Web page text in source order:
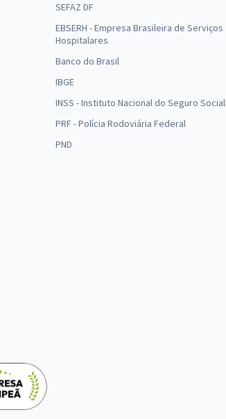
SEFAZ DF
EBSERH - Empresa Brasileira de Serviços
Hospitalares
Banco do Brasil
IBGE
INSS - Instituto Nacional do Seguro Social
PRF - Polícia Rodoviária Federal
PND